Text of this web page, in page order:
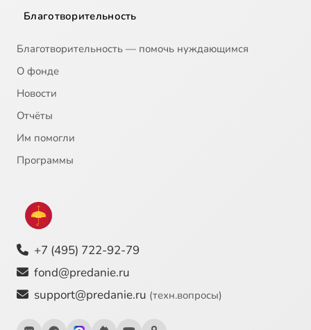
21
22
27 Вера в Единого Бога
Благотворительность
Благотворительность — помочь нуждающимся
О фонде
Новости
Отчёты
Им помогли
Программы
+7 (495) 722-92-79
fond@predanie.ru
support@predanie.ru (техн.вопросы)